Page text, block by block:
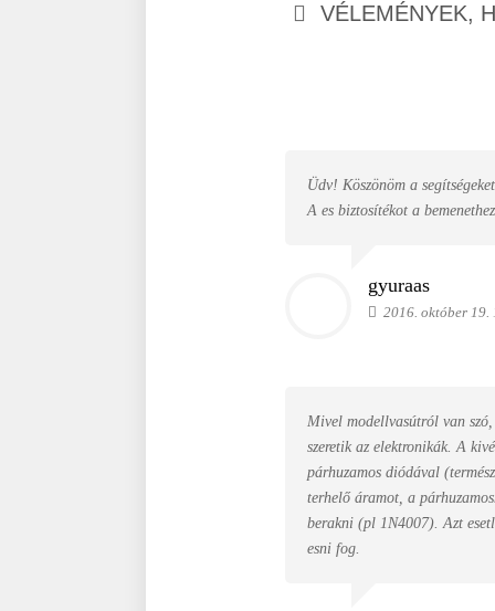
VÉLEMÉNYEK,
Üdv! Köszönöm a
A es biztosítékot a
gyuraas
2016. október 19.
Mivel modellvasútról van
szeretik az elektronikák. A
párhuzamos diódával
terhelő áramot, a
berakni (pl 1N4007). Azt
esni fog.